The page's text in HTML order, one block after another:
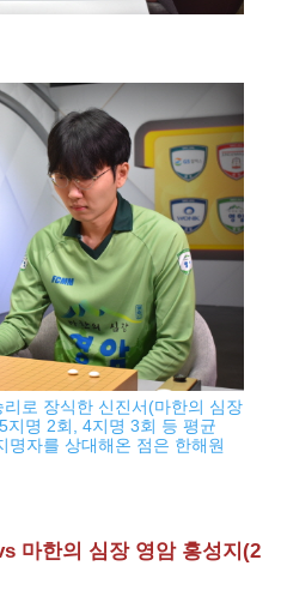
로 장식한 신진서(마한의 심장
지명 2회, 4지명 3회 등 평균
자를 상대해온 점은 한해원
마한의 심장 영암 홍성지(2